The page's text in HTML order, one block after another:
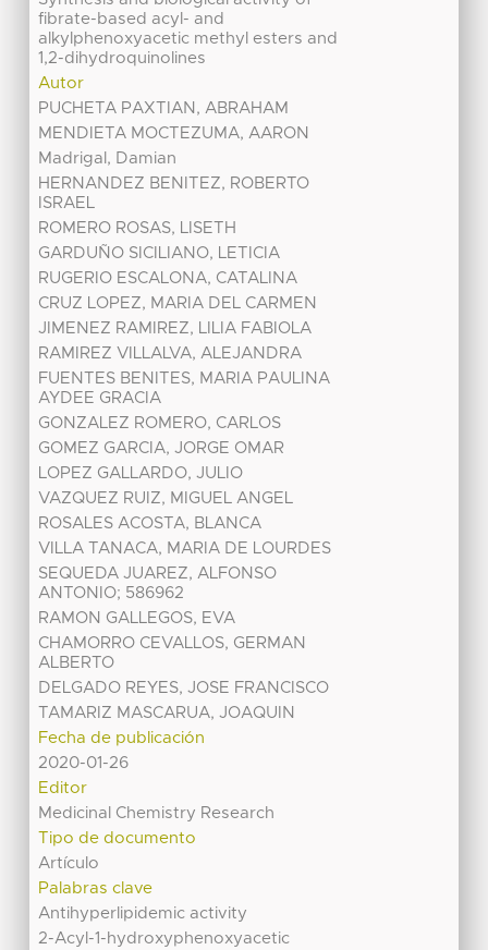
fibrate-based acyl- and
alkylphenoxyacetic methyl esters and
1,2-dihydroquinolines
Autor
PUCHETA PAXTIAN, ABRAHAM
MENDIETA MOCTEZUMA, AARON
Madrigal, Damian
HERNANDEZ BENITEZ, ROBERTO
ISRAEL
ROMERO ROSAS, LISETH
GARDUÑO SICILIANO, LETICIA
RUGERIO ESCALONA, CATALINA
CRUZ LOPEZ, MARIA DEL CARMEN
JIMENEZ RAMIREZ, LILIA FABIOLA
RAMIREZ VILLALVA, ALEJANDRA
FUENTES BENITES, MARIA PAULINA
AYDEE GRACIA
GONZALEZ ROMERO, CARLOS
GOMEZ GARCIA, JORGE OMAR
LOPEZ GALLARDO, JULIO
VAZQUEZ RUIZ, MIGUEL ANGEL
ROSALES ACOSTA, BLANCA
VILLA TANACA, MARIA DE LOURDES
SEQUEDA JUAREZ, ALFONSO
ANTONIO; 586962
RAMON GALLEGOS, EVA
CHAMORRO CEVALLOS, GERMAN
ALBERTO
DELGADO REYES, JOSE FRANCISCO
TAMARIZ MASCARUA, JOAQUIN
Fecha de publicación
2020-01-26
Editor
Medicinal Chemistry Research
Tipo de documento
Artículo
Palabras clave
Antihyperlipidemic activity
2-Acyl-1-hydroxyphenoxyacetic